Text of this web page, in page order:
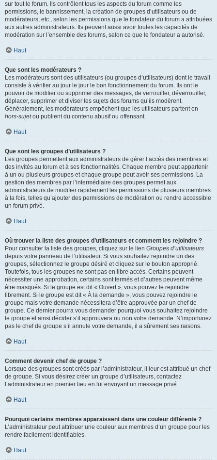
sur tout le forum. Ils contrôlent tous les aspects du forum comme les
permissions, le bannissement, la création de groupes d’utilisateurs ou de
modérateurs, etc., selon les permissions que le fondateur du forum a attribuées
aux autres administrateurs. Ils peuvent aussi avoir toutes les capacités de
modération sur l’ensemble des forums, selon ce que le fondateur a autorisé.
Haut
Que sont les modérateurs ?
Les modérateurs sont des utilisateurs (ou groupes d’utilisateurs) dont le travail
consiste à vérifier au jour le jour le bon fonctionnement du forum. Ils ont le
pouvoir de modifier ou supprimer des messages, de verrouiller, déverrouiller,
déplacer, supprimer et diviser les sujets des forums qu’ils modèrent.
Généralement, les modérateurs empêchent que les utilisateurs partent en
hors-sujetou publient du contenu abusif ou offensant.
Haut
Que sont les groupes d’utilisateurs ?
Les groupes permettent aux administrateurs de gérer l’accès des membres et
des invités au forum et à ses fonctionnalités. Chaque membre peut appartenir
à un ou plusieurs groupes et chaque groupe peut avoir ses permissions. La
gestion des membres par l’intermédiaire des groupes permet aux
administrateurs de modifier rapidement les permissions de plusieurs membres
à la fois, telles qu’ajouter des permissions de modération ou rendre accessible
un forum privé.
Haut
Où trouver la liste des groupes d’utilisateurs et comment les rejoindre ?
Pour consulter la liste des groupes, cliquez sur le lien Groupes d’utilisateurs
depuis votre panneau de l’utilisateur. Si vous souhaitez rejoindre un des
groupes, sélectionnez le groupe désiré et cliquez sur le bouton approprié.
Toutefois, tous les groupes ne sont pas en libre accès. Certains peuvent
nécessiter une approbation, certains sont fermés et d’autres peuvent même
être masqués. Si le groupe est dit « Ouvert », vous pouvez le rejoindre
librement. Si le groupe est dit « À la demande », vous pouvez rejoindre le
groupe mais votre demande nécessitera d’être approuvée par un chef de
groupe. Ce dernier pourra vous demander pourquoi vous souhaitez rejoindre
le groupe et ainsi décider s’il approuvera ou non votre demande. N’importunez
pas le chef de groupe s’il annule votre demande, il a sûrement ses raisons.
Haut
Comment devenir chef de groupe ?
Lorsque des groupes sont créés par l’administrateur, il leur est attribué un chef
de groupe. Si vous désirez créer un groupe d’utilisateurs, contactez
l’administrateur en premier lieu en lui envoyant un message privé.
Haut
Pourquoi certains membres apparaissent dans une couleur différente ?
L’administrateur peut attribuer une couleur aux membres d’un groupe pour les
rendre facilement identifiables.
Haut